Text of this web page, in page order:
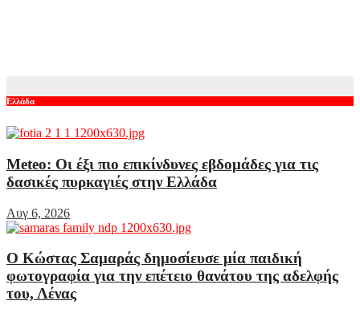
Ελλάδα
Meteo: Οι έξι πιο επικίνδυνες εβδομάδες για τις
δασικές πυρκαγιές στην Ελλάδα
Αυγ 6, 2026
Ο Κώστας Σαμαράς δημοσίευσε μία παιδική
φωτογραφία για την επέτειο θανάτου της αδελφής
του, Λένας